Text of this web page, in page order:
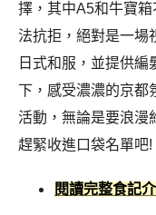
擇，其中A5和牛寶
法抗拒，絕對是一場
日式和服，並提供編
下，感受濃濃的京都
活動，無論是要浪漫
趕緊收進口袋名單吧!
閱讀完整食記